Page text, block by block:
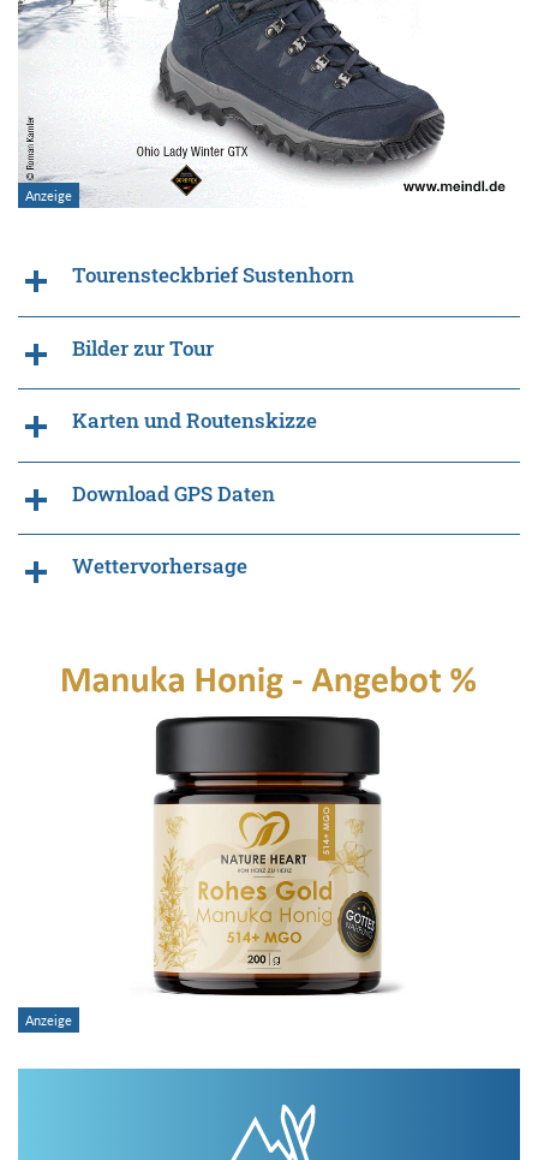
Tourensteckbrief Sustenhorn
Bilder zur Tour
Karten und Routenskizze
Download GPS Daten
Wettervorhersage